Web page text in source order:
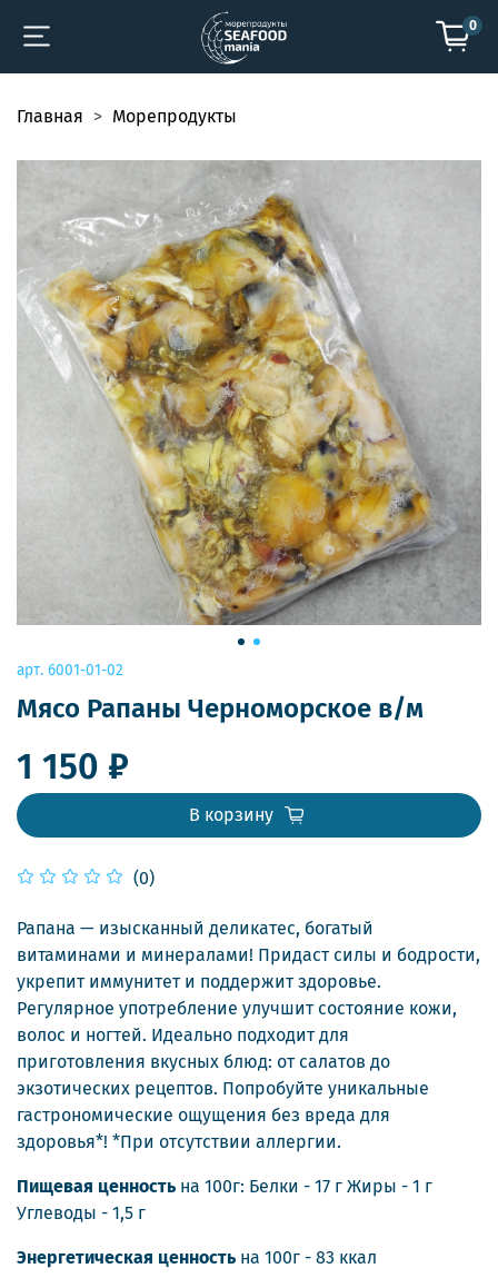
0
Главная Морепродукты
арт. 6001-01-02
Мясо Рапаны Черноморское в/м
(0)
1 150 ₽
В корзину
Рапана — изысканный деликатес, богатый
витаминами и минералами! Придаст силы и бодрости,
укрепит иммунитет и поддержит здоровье.
Регулярное употребление улучшит состояние кожи,
волос и ногтей. Идеально подходит для
приготовления вкусных блюд: от салатов до
экзотических рецептов. Попробуйте уникальные
гастрономические ощущения без вреда для
здоровья*! *При отсутствии аллергии.
Пищевая ценность на 100г: Белки - 17 г Жиры - 1 г
Углеводы - 1,5 г
Энергетическая ценность на 100г - 83 ккал